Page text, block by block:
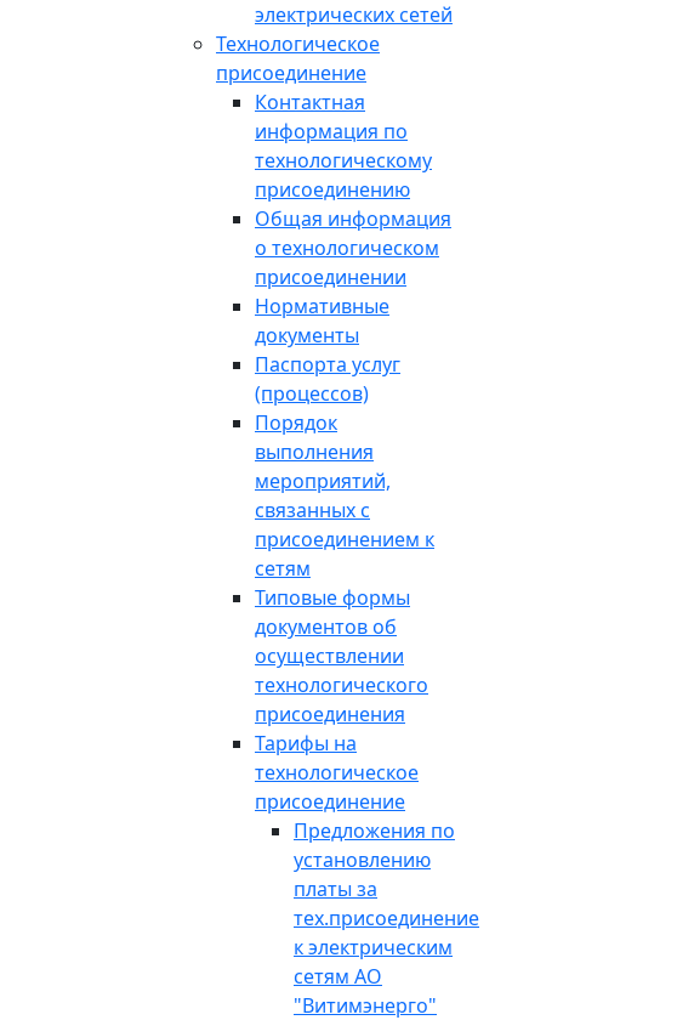
электрических сетей
Технологическое
присоединение
Контактная
информация по
технологическому
присоединению
Общая информация
о технологическом
присоединении
Нормативные
документы
Паспорта услуг
(процессов)
Порядок
выполнения
мероприятий,
связанных с
присоединением к
сетям
Типовые формы
документов об
осуществлении
технологического
присоединения
Тарифы на
технологическое
присоединение
Предложения по
установлению
платы за
тех.присоединение
к электрическим
сетям АО
"Витимэнерго"